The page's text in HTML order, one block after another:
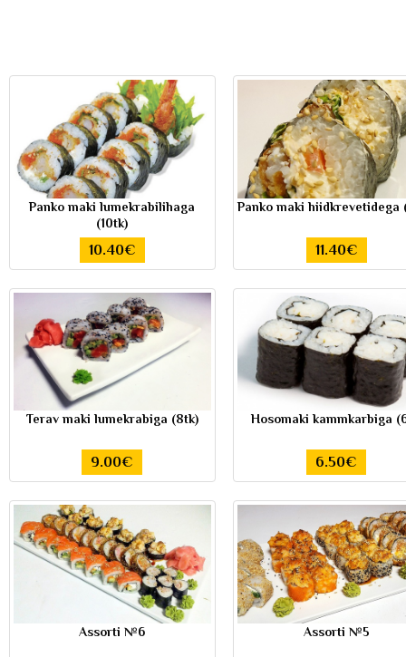
Panko maki lumekrabilihaga
(10tk)
10.40€
Panko maki hiidkrevetidega
11.40€
Terav maki lumekrabiga (8tk)
9.00€
Hosomaki kammkarbiga
6.50€
Assorti №6 Assorti №5